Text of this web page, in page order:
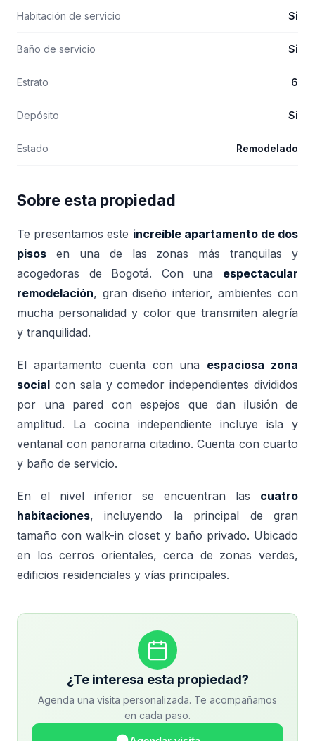
Habitación de servicio Si
Baño de servicio Si
Estrato 6
Depósito Si
Estado Remodelado
Sobre esta propiedad
Te presentamos este increíble apartamento de dos
pisos en una de las zonas más tranquilas y
acogedoras de Bogotá. Con una espectacular
remodelación, gran diseño interior, ambientes con
mucha personalidad y color que transmiten alegría
y tranquilidad.
El apartamento cuenta con una espaciosa zona
social con sala y comedor independientes divididos
por una pared con espejos que dan ilusión de
amplitud. La cocina independiente incluye isla y
ventanal con panorama citadino. Cuenta con cuarto
y baño de servicio.
En el nivel inferior se encuentran las cuatro
habitaciones, incluyendo la principal de gran
tamaño con walk-in closet y baño privado. Ubicado
en los cerros orientales, cerca de zonas verdes,
edificios residenciales y vías principales.
¿Te interesa esta propiedad?
Agenda una visita personalizada. Te acompañamos
en cada paso.